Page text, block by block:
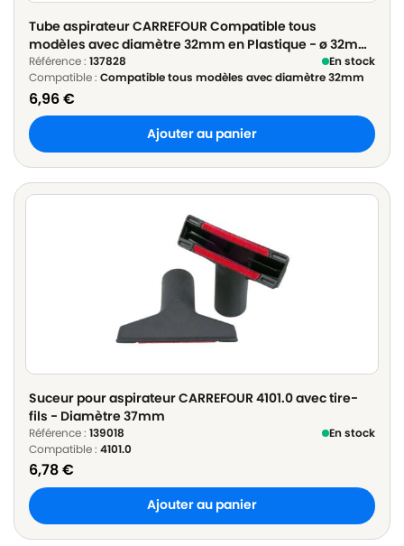
Tube aspirateur CARREFOUR Compatible tous
modèles avec diamètre 32mm en Plastique - ø 32mm
Longueur 50cm
Référence : 137828
En stock
Compatible : Compatible tous modèles avec diamètre 32mm
6,96€
Ajouter au panier
Suceur pour aspirateur CARREFOUR 4101.0 avec tire-
fils - Diamètre 37mm
Référence : 139018
En stock
Compatible : 4101.0
6,78€
Ajouter au panier